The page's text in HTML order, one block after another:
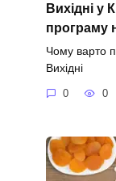
Вихідні у
програму
Чому варто
Вихідні
0 0